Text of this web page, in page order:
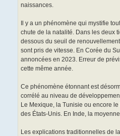
naissances.
Il y a un phénomène qui mystifie
chute de la natalité. Dans les deux
dessous du seuil de
sont pris de vitesse. En Corée du
annoncées en 2023. Erreur de
cette même année.
Ce phénomène étonnant est
corrélé au niveau de
Le Mexique, la Tunisie ou encore
des États-Unis. En Inde, la
Les explications traditionnelles de